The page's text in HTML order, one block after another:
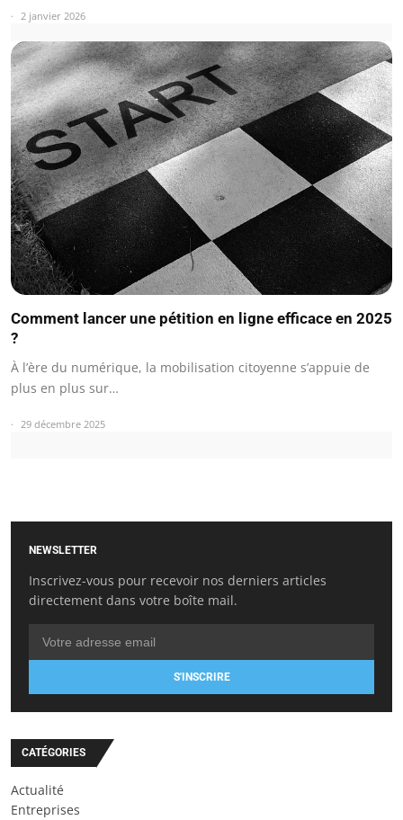
2 janvier 2026
Comment lancer une pétition en ligne efficace en 2025
?
À l’ère du numérique, la mobilisation citoyenne s’appuie de
plus en plus sur…
29 décembre 2025
NEWSLETTER
Inscrivez-vous pour recevoir nos derniers articles
directement dans votre boîte mail.
S'INSCRIRE
CATÉGORIES
Actualité
Entreprises